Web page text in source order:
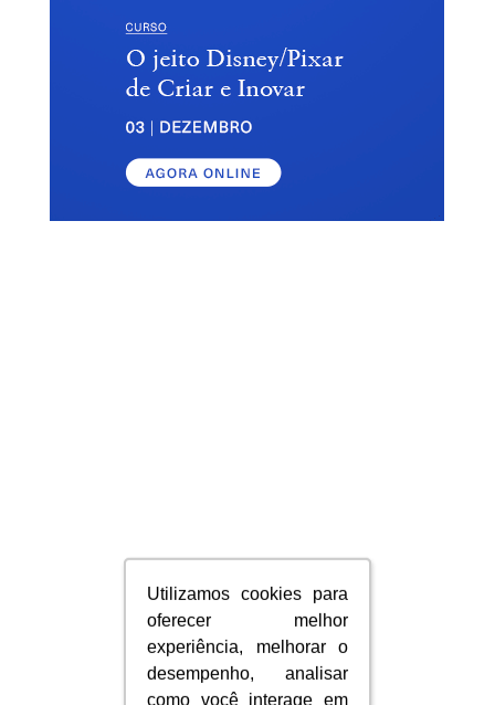
Utilizamos cookies para
oferecer melhor
experiência, melhorar o
desempenho, analisar
como você interage em
Utilizamos cookies para
oferecer melhor
experiência, melhorar o
desempenho, analisar
como você interage em